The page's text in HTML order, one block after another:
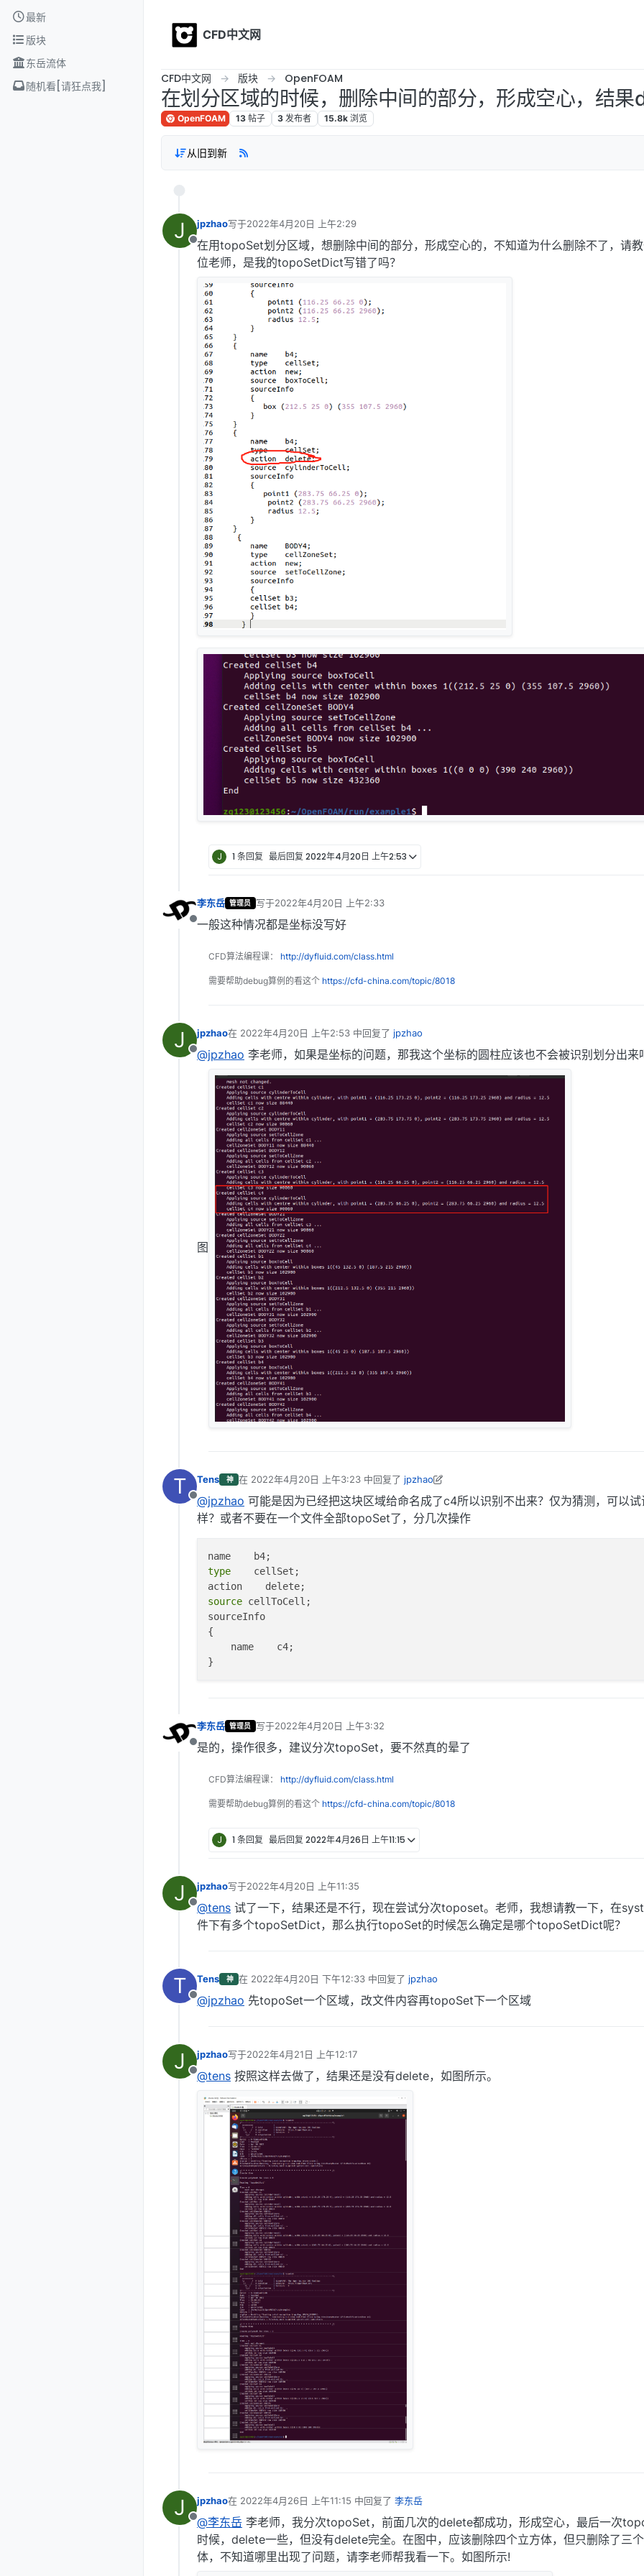
Skip to content
最新
版块
东岳流体
随机看[请狂点我]
CFD中文网
CFD中文网 版块 OpenFOAM
在划分区域的时候，删除中间的部分，形成空心，结果
OpenFOAM 13 帖子 3 发布者 15.8k 浏览
从旧到新
J
离线
jpzhao写于2022年4月20日 上午2:29
最后由 编辑
在用topoSet划分区域，想删除中间的部分，形成空心的，不知道为什么删除不了，请
位老师，是我的topoSetDict写错了吗？
J 1 条回复 最后回复 2022年4月20日 上午2:53
离线
李东岳 管理员 写于2022年4月20日 上午2:33
最后由 编辑
一般这种情况都是坐标没写好
CFD算法编程课： http://dyfluid.com/class.html
需要帮助debug算例的看这个 https://cfd-china.com/topic/8018
J
离线
jpzhao在 2022年4月20日 上午2:53 中回复了 jpzhao
最后由 编辑
@jpzhao 李老师，如果是坐标的问题，那我这个坐标的圆柱应该也不会被识别划分出来
图
T
离线
Tens 神 在 2022年4月20日 上午3:23中回复了 jpzhao
最后由 Tens 编辑2022年4月20日 上午11:29
@jpzhao 可能是因为已经把这块区域给命名成了c4所以识别不出来？仅为猜测，可以试
样？或者不要在一个文件全部topoSet了，分几次操作
type
    cellSet;
source cellToCell;
sourceInfo
{
    name    c4;
离线
李东岳 管理员 写于2022年4月20日 上午3:32
最后由 编辑
是的，操作很多，建议分次topoSet，要不然真的晕了
CFD算法编程课： http://dyfluid.com/class.html
需要帮助debug算例的看这个 https://cfd-china.com/topic/8018
J 1 条回复 最后回复 2022年4月26日 上午11:15
J
离线
jpzhao写于2022年4月20日 上午11:35
最后由 编辑
@tens 试了一下，结果还是不行，现在尝试分次toposet。老师，我想请教一下，在
件下有多个topoSetDict，那么执行topoSet的时候怎么确定是哪个topoSetDict呢？
T
离线
Tens 神 在 2022年4月20日 下午12:33中回复了 jpzhao
最后由 编辑
@jpzhao 先topoSet一个区域，改文件内容再topoSet下一个区域
J
离线
jpzhao写于2022年4月21日 上午12:17
最后由 编辑
@tens 按照这样去做了，结果还是没有delete，如图所示。
J
离线
jpzhao在 2022年4月26日 上午11:15 中回复了 李东岳
最后由 编辑
@李东岳 李老师，我分次topoSet，前面几次的delete都成功，形成空心，最后一次
时候，delete一些，但没有delete完全。在图中，应该删除四个立方体，但只删除了三
体，不知道哪里出现了问题，请李老师帮我看一下。如图所示!